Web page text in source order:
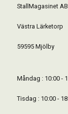
StallMagasinet AB
Västra Lärketorp
59595 Mjölby
Måndag : 10:00 -
Tisdag : 10:00 -